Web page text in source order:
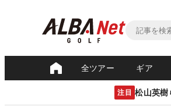
全ツアー ギア
注目 松山英